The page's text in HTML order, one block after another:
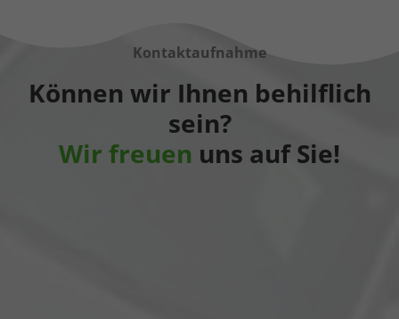
Kontaktaufnahme
Können wir Ihnen behilflich
sein?
Wir freuen uns auf Sie!